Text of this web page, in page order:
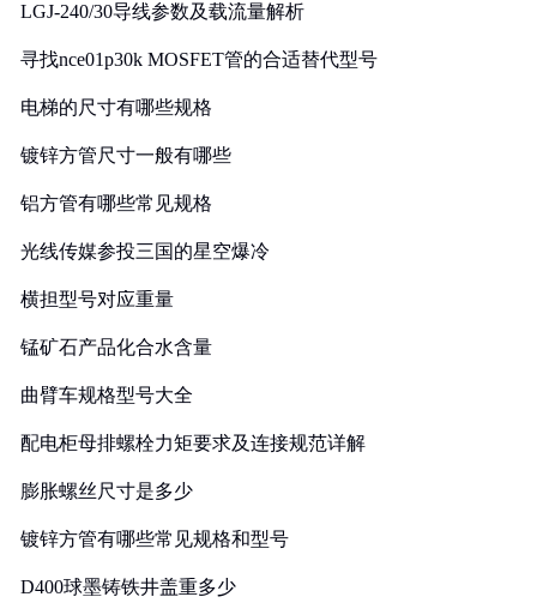
LGJ-240/30导线参数及载流量解析
寻找nce01p30k MOSFET管的合适替代型号
电梯的尺寸有哪些规格
镀锌方管尺寸一般有哪些
铝方管有哪些常见规格
光线传媒参投三国的星空爆冷
横担型号对应重量
锰矿石产品化合水含量
曲臂车规格型号大全
配电柜母排螺栓力矩要求及连接规范详解
膨胀螺丝尺寸是多少
镀锌方管有哪些常见规格和型号
D400球墨铸铁井盖重多少